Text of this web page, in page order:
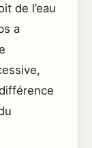
de l’eau
a